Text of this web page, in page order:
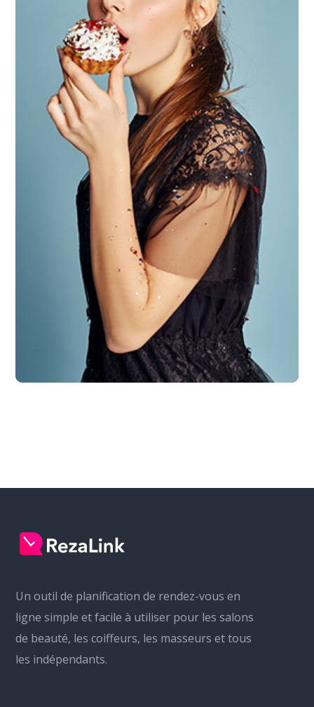
Un outil de planification de rendez-vous en
ligne simple et facile à utiliser pour les salons
de beauté, les coiffeurs, les masseurs et tous
les indépendants.